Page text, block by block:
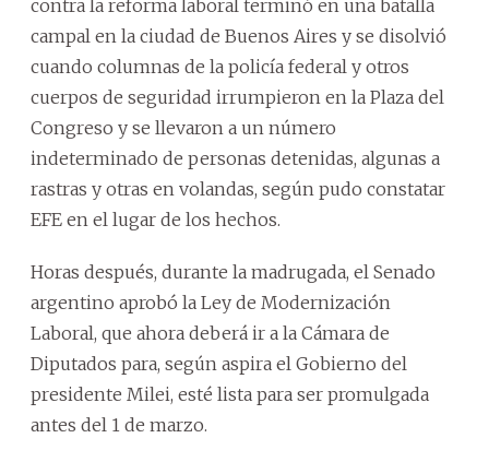
contra la reforma laboral terminó en una batalla
campal en la ciudad de Buenos Aires y se disolvió
cuando columnas de la policía federal y otros
cuerpos de seguridad irrumpieron en la Plaza del
Congreso y se llevaron a un número
indeterminado de personas detenidas, algunas a
rastras y otras en volandas, según pudo constatar
EFE en el lugar de los hechos.
Horas después, durante la madrugada, el Senado
argentino aprobó la Ley de Modernización
Laboral, que ahora deberá ir a la Cámara de
Diputados para, según aspira el Gobierno del
presidente Milei, esté lista para ser promulgada
antes del 1 de marzo.